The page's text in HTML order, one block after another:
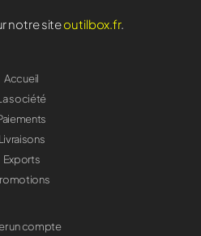
notre siteoutilbox.fr.
Accueil
société
Livraisons
Exports
un compte